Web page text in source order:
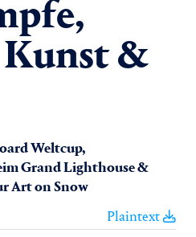
&
Weltcup,
Grand Lighthouse &
Art on Snow
Plaintext